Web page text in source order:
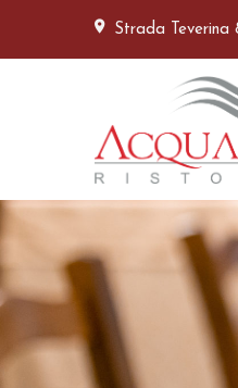
Strada